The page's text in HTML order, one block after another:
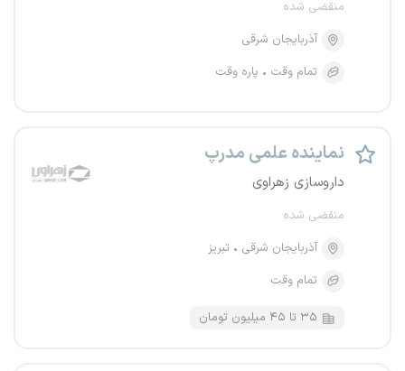
منقضی شده
آذربایجان شرقی
تمام وقت
پاره وقت
نماینده علمی مدرپ
داروسازی زهراوی
منقضی شده
آذربایجان شرقی
تبریز
تمام وقت
۳۵ تا ۴۵ میلیون تومان